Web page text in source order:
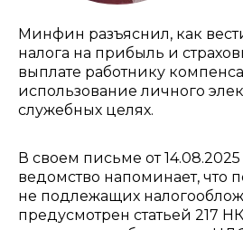
Минфин разъяснил, как
налога на прибыль и
выплате работнику
использование личного
служебных целях.
В своем письме от
ведомство напоминает, что
не подлежащих
предусмотрен статьей 217